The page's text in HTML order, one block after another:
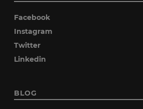
Facebook
Instagram
Twitter
Linkedin
BLOG